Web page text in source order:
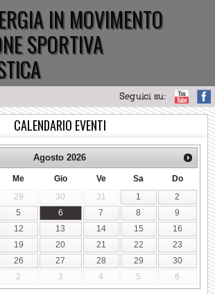
IN MOVIMENTO
SPORTIVA
Seguici su:
CALENDARIO EVENTI
Agosto 2026
Me Gio Ve Sa
Do
29 30 31 1
2
5 6 7 8
9
12 13 14 15
16
19 20 21 22
23
26 27 28 29
30
2 3 4 5 6